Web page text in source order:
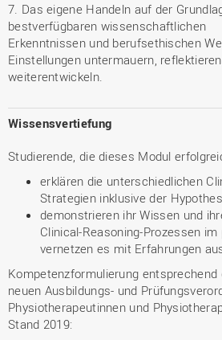
7. Das eigene Handeln auf der
bestverfügbaren wissenschaftlichen
Erkenntnissen und berufsethischen
Einstellungen untermauern,
weiterentwickeln.
Wissensvertiefung
Studierende, die dieses Modul
erklären die unterschiedlichen
Strategien inklusive der
demonstrieren ihr Wissen und
Clinical-Reasoning-Prozessen
vernetzen es mit Erfahrungen
Kompetenzformulierung
neuen Ausbildungs- und
Physiotherapeutinnen und
Stand 2019: